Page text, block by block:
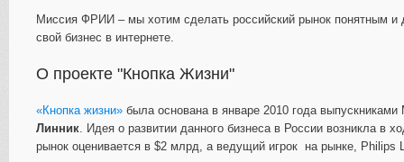
Миссия ФРИИ – мы хотим сделать российский рынок понятным
свой бизнес в интернете.
О проекте "Кнопка Жизни"
«Кнопка жизни» была основана в январе 2010 года
Линник. Идея о развитии данного бизнеса в России возникла в
рынок оценивается в $2 млрд, а ведущий игрок на рынке, Philips